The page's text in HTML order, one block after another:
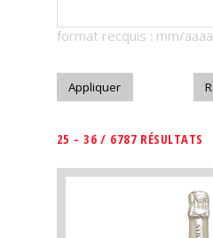
Télécharger
format recquis : mm/aaaa
25 - 36 / 6787 RÉSULTATS